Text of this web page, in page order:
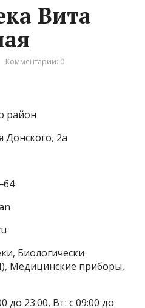
Вита
Комментарии: 0
район
Донского, 2а
Биологически
Медицинские приборы,
до 23:00, Вт: с 09:00 до